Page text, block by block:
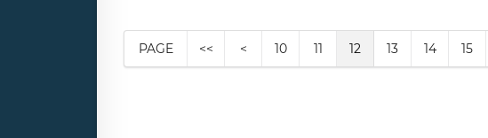
PAGE << < 10 11 12 13 14 15